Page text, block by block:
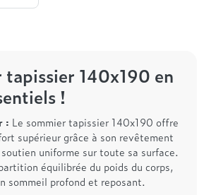
tapissier 140x190 en
!
: Le sommier tapissier 140x190 offre
supérieur grâce à son revêtement
uniforme sur toute sa surface.
équilibrée du poids du corps,
sommeil profond et reposant.